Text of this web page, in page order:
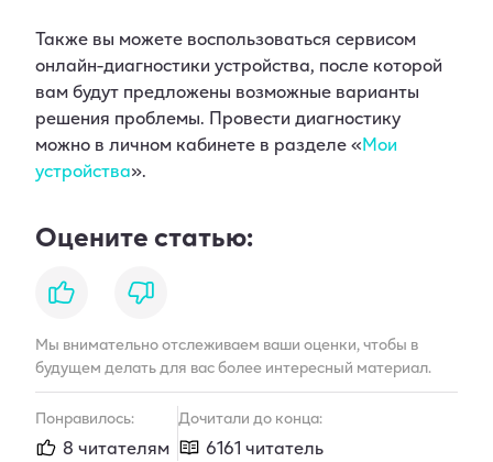
Также вы можете воспользоваться сервисом
онлайн-диагностики устройства, после которой
вам будут предложены возможные варианты
решения проблемы. Провести диагностику
можно в личном кабинете в разделе «Мои
устройства».
Оцените статью:
like
dislike
Мы внимательно отслеживаем ваши оценки, чтобы в
будущем делать для вас более интересный материал.
Понравилось:
8 читателям
Дочитали до конца:
6161 читатель